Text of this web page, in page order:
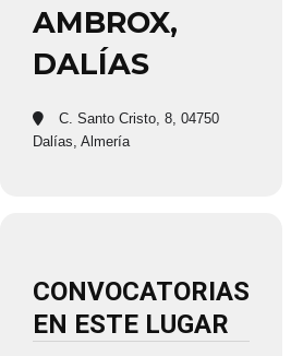
AMBROX,
DALÍAS
C. Santo Cristo, 8, 04750
Dalías, Almería
CONVOCATORIAS
EN ESTE LUGAR